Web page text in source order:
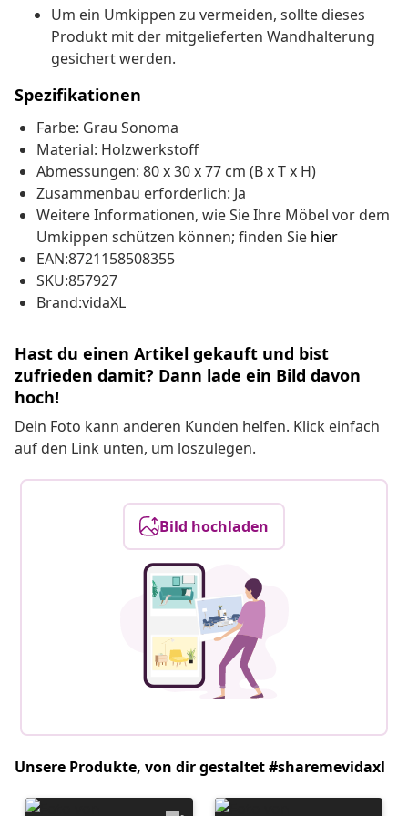
Um ein Umkippen zu vermeiden, sollte dieses
Produkt mit der mitgelieferten Wandhalterung
gesichert werden.
Spezifikationen
Farbe: Grau Sonoma
Material: Holzwerkstoff
Abmessungen: 80 x 30 x 77 cm (B x T x H)
Zusammenbau erforderlich: Ja
Weitere Informationen, wie Sie Ihre Möbel vor dem
Umkippen schützen können; finden Sie hier
EAN:8721158508355
SKU:857927
Brand:vidaXL
Hast du einen Artikel gekauft und bist
zufrieden damit? Dann lade ein Bild davon
hoch!
Dein Foto kann anderen Kunden helfen. Klick einfach
auf den Link unten, um loszulegen.
Bild hochladen
Unsere Produkte, von dir gestaltet #sharemevidaxl